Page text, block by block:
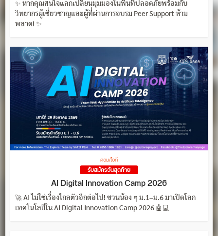
✨ หากคุณสนใจแลกเปลี่ยนมุมมองในพื้นที่ปลอดภัยพร้อมกับ
วิทยากรผู้เชี่ยวชาญและผู้ที่ผ่านการอบรม Peer Support ห้าม
พลาด! ✨
คอม/ไอที
รับสมัครวันสุดท้าย
AI Digital Innovation Camp 2026
🚀 AI ไม่ใช่เรื่องไกลตัวอีกต่อไป! ชวนน้อง ๆ ม.1–ม.6 มาเปิดโลก
เทคโนโลยีใน AI Digital Innovation Camp 2026 🤖💻